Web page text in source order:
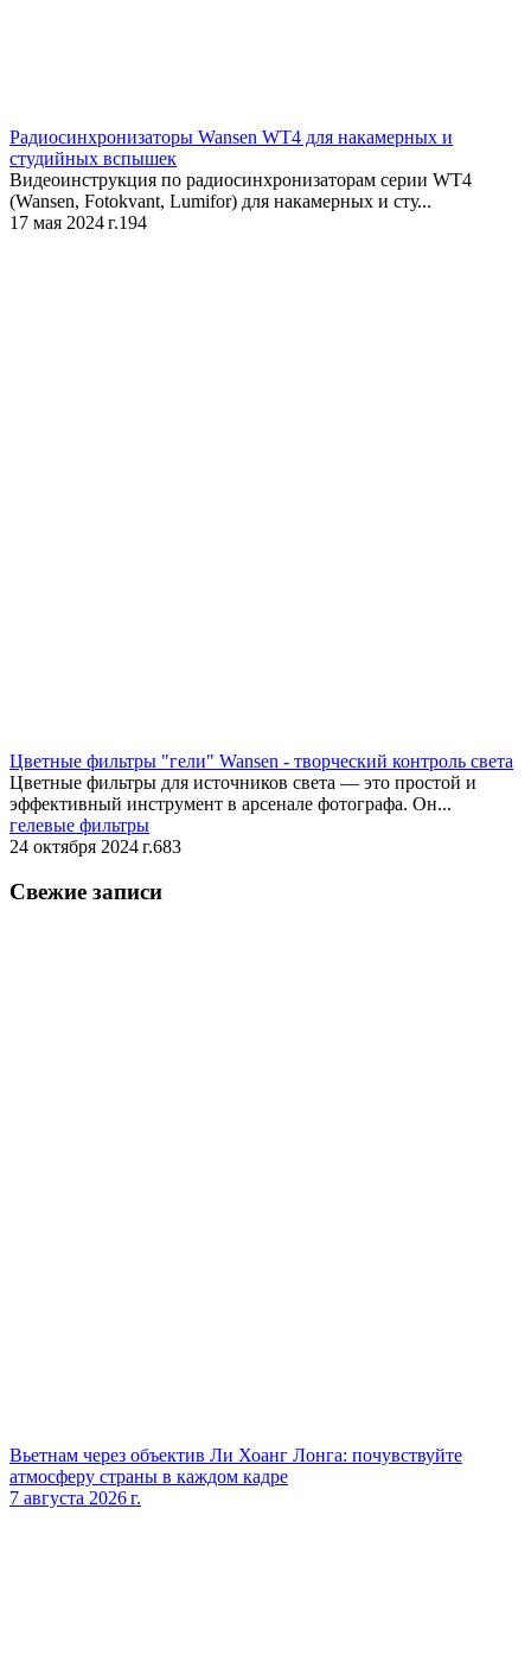
Радиосинхронизаторы Wansen WT4 для накамерных и
студийных вспышек
Видеоинструкция по радиосинхронизаторам серии WT4
(Wansen, Fotokvant, Lumifor) для накамерных и сту...
17 мая 2024 г.194
​Цветные фильтры "гели" Wansen - творческий контроль света
Цветные фильтры для источников света — это простой и
эффективный инструмент в арсенале фотографа. Он...
гелевые фильтры
24 октября 2024 г.683
Свежие записи
Вьетнам через объектив Ли Хоанг Лонга: почувствуйте
атмосферу страны в каждом кадре
7 августа 2026 г.